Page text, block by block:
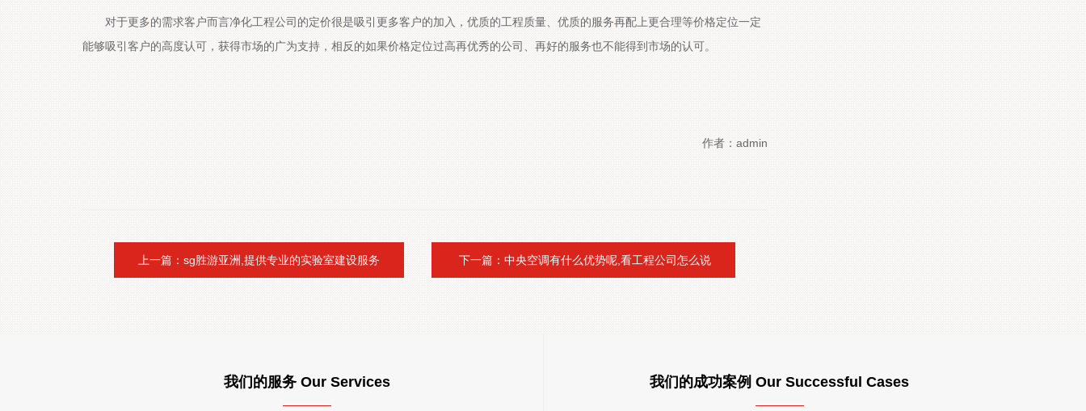
对于更多的需求客户而言净化工程公司的定价很是吸引更多客户的加入，优质的工程质量、优质的服务再配上更合理等价格定位一定
能够吸引客户的高度认可，获得市场的广为支持，相反的如果价格定位过高再优秀的公司、再好的服务也不能得到市场的认可。
作者：admin
上一篇：sg胜游亚洲,提供专业的实验室建设服务  下一篇：中央空调有什么优势呢,看工程公司怎么说
我们的服务 Our Services 我们的成功案例 Our Successful Cases